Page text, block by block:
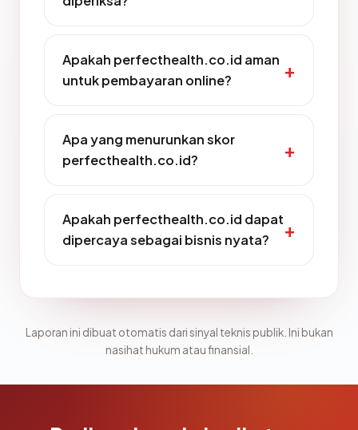
Apakah perfecthealth.co.id aman
untuk pembayaran online?
Apa yang menurunkan skor
perfecthealth.co.id?
Apakah perfecthealth.co.id dapat
dipercaya sebagai bisnis nyata?
Laporan ini dibuat otomatis dari sinyal teknis publik. Ini bukan
nasihat hukum atau finansial.